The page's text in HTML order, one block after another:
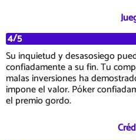
4/5
Su inquietud y desasosiego
confiadamente a su fin. Tu
malas inversiones ha
impone el valor. Póker
el premio gordo.